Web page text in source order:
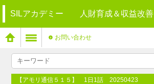
SILアカデミー 人財育成＆収益改善
お問い合わせ
【アモリ通信５１５】 1日1話 20250423